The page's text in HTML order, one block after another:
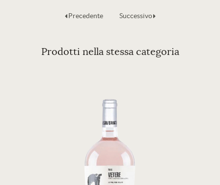
Precedente Successivo
Prodotti nella stessa categoria